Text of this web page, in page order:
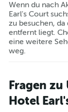
Wenn du nach
Earl's Court
zu besuchen,
entfernt liegt.
eine weitere
weg.
Fragen
Hotel